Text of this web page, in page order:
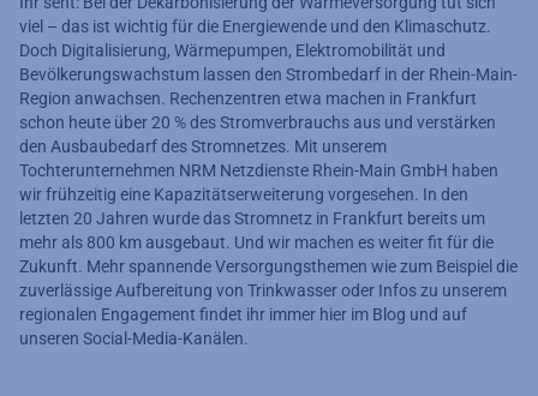
viel – das ist wichtig für die Energiewende und den Klimaschutz.
Doch Digitalisierung, Wärmepumpen, Elektromobilität und
Bevölkerungswachstum lassen den Strombedarf in der Rhein-Main-
Region anwachsen. Rechenzentren etwa machen in Frankfurt
schon heute über 20 % des Stromverbrauchs aus und verstärken
den Ausbaubedarf des Stromnetzes. Mit unserem
Tochterunternehmen NRM Netzdienste Rhein-Main GmbH haben
wir frühzeitig eine Kapazitätserweiterung vorgesehen. In den
letzten 20 Jahren wurde das Stromnetz in Frankfurt bereits um
mehr als 800 km ausgebaut. Und wir machen es weiter fit für die
Zukunft. Mehr spannende Versorgungsthemen wie zum Beispiel die
zuverlässige Aufbereitung von Trinkwasser oder Infos zu unserem
regionalen Engagement findet ihr immer hier im Blog und auf
unseren Social-Media-Kanälen.